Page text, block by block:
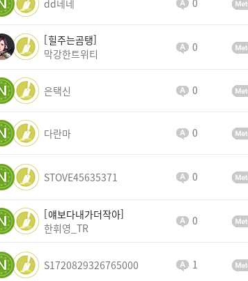
dd네네 0
힐주는곰탱
막강한트위티
0
은택신 0
다란마 0
STOVE45635371 0
얘보다내가더작아
한휘영_TR
0
S1720829326765000 1